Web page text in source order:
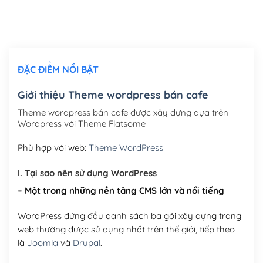
Mua thêm Host + Tên miền
Tên miền quốc tế .com .net .org (1 năm)
(+300,000₫)
Tên miền Việt Nam .vn (1 năm)(+550,000₫)
Hosting 5GB SSD (1 năm)
ĐẶC ĐIỂM NỔI BẬT
Giới thiệu Theme wordpress bán cafe
Theme wordpress bán cafe được xây dựng dựa trên
Wordpress với Theme Flatsome
Phù hợp với web: Theme WordPress
I. Tại sao nên sử dụng WordPress
– Một trong những nền tảng CMS lớn và nổi tiếng
WordPress đứng đầu danh sách ba gói xây dựng trang
web thường được sử dụng nhất trên thế giới, tiếp theo
là Joomla và Drupal.